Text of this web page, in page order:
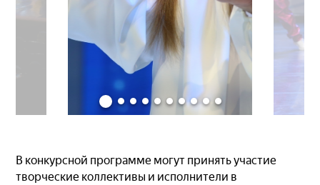
В конкурсной программе могут принять участие
творческие коллективы и исполнители в